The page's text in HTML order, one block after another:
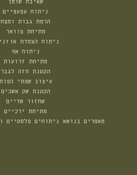
ניתוח עפעפיים
הרמת גבות ומצח
מתיחת צוואר
ניתוח הצמדת
ניתוח אף
מתיחת זרועות
הקטנת חזה לגבר
עיצוב שפתי הפות
הקטנת שק אשכים
שחזור שדיים
מתיחת ירכיים
מאמרים בנושא ניתוחים פלסטיים